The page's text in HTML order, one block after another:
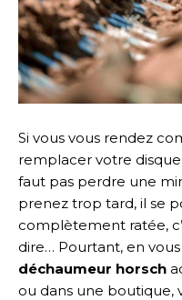
Si vous vous rendez
remplacer votre
faut pas perdre une
prenez trop tard, il se
complètement ratée,
dire… Pourtant, en
déchaumeur horsch
ou dans une boutique,